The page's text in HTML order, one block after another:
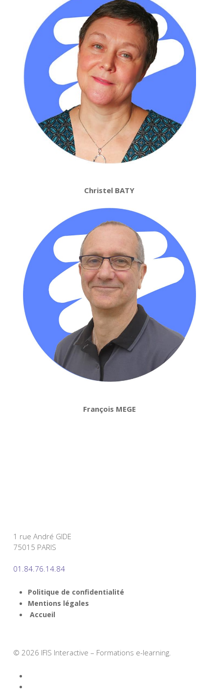
Christel BATY
François MEGE
1 rue André GIDE
75015 PARIS
01.84.76.14.84
Politique de confidentialité
Mentions légales
Accueil
© 2026 IFIS Interactive – Formations e-learning.